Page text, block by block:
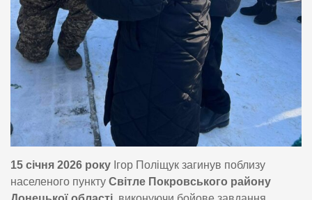
15 січня 2026 року Ігор Поліщук загинув поблизу
населеного пункту Світле Покровського району